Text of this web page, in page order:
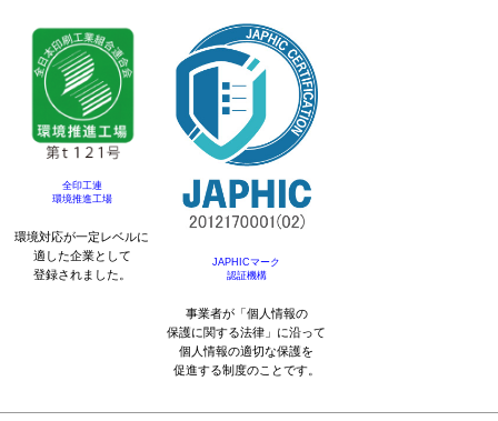
全印工連
環境推進工場
環境対応が一定レベルに
適した企業として
登録されました。
JAPHICマーク
認証機構
事業者が「個人情報の
保護に関する法律」に沿って
個人情報の適切な保護を
促進する制度のことです。